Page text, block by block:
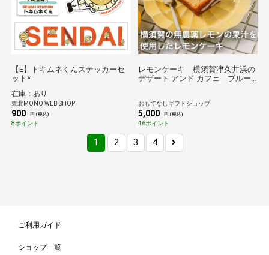
【E】トキムネくんステッカーセ
ット*
在庫：あり
東北MONO WEB SHOP
900 円 (税込)
8ポイント
レモンケーキ 横須賀津久井浜の
デザート アンド カフェ ブルー
もてなしギフト
おもてなしギフトショップ
5,000 円 (税込)
46ポイント
1 2 3 4
ご利用ガイド
ショップ一覧